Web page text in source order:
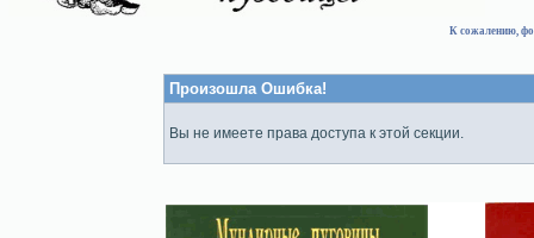
К сожалению,
Произошла Ошибка!
Вы не имеете права доступа к этой секции.